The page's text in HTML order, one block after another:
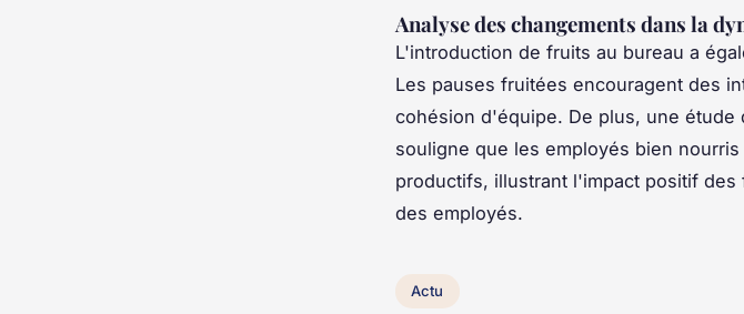
Analyse des changements dans la
L'introduction de fruits au bureau a
Les pauses fruitées encouragent des
cohésion d'équipe. De plus, une étude
souligne que les employés bien
productifs, illustrant l'impact positif
des employés.
Actu